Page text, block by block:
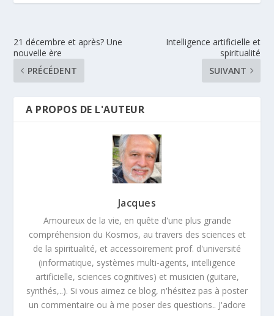
21 décembre et après? Une
nouvelle ère
PRÉCÉDENT
Intelligence artificielle et
spiritualité
SUIVANT
A PROPOS DE L'AUTEUR
Jacques
Amoureux de la vie, en quête d'une plus grande
compréhension du Kosmos, au travers des sciences et
de la spiritualité, et accessoirement prof. d'université
(informatique, systèmes multi-agents, intelligence
artificielle, sciences cognitives) et musicien (guitare,
synthés,..). Si vous aimez ce blog, n'hésitez pas à poster
un commentaire ou à me poser des questions.. J'adore